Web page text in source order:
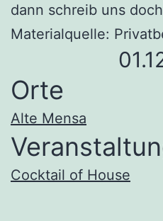
dann schreib uns
Materialquelle:
Orte
Alte Mensa
Cocktail of House